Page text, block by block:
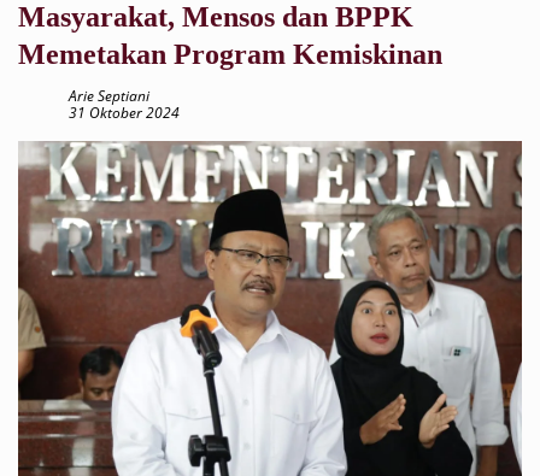
Masyarakat, Mensos dan BPPK
Memetakan Program Kemiskinan
Arie Septiani
31 Oktober 2024